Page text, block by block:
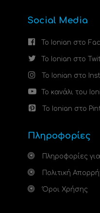
Social Media
Το Ionian στο
Το Ionian στο
Το Ionian στο
Το κανάλι του
Το Ionian στο
Πληροφορίες
Πληροφορίες
Πολιτική
Όροι Χρήσης